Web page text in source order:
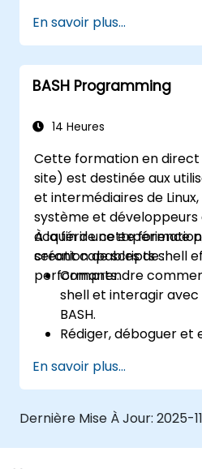
Utiliser Bash pour
et gérer des
En savoir plus...
BASH Programming
14 Heures
Cette formation en direct
site) est destinée aux
et intermédiaires de
système et développeurs
acquérir une expérience
création de scripts shell
performants.
À la fin de cette
seront capables de :
Comprendre
shell et interagir avec
BASH.
Rédiger, déboguer
répétitives.
Implémenter des
conditionnelles, des
fonctionnalité accrue.
En savoir plus...
Dernière Mise À Jour: 2025-